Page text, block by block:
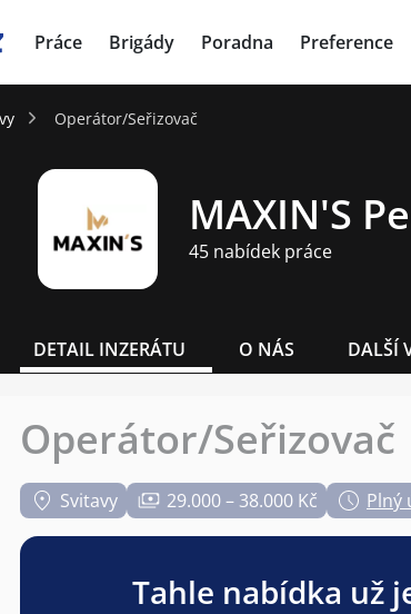
Práce Brigády Poradna Preference
Operátor/Seřizovač
MAXIN'S
45 nabídek práce
DETAIL INZERÁTU O NÁS DALŠÍ
Operátor/Seřizovač
Svitavy 29.000 – 38.000 Kč Plný
Tahle nabídka už